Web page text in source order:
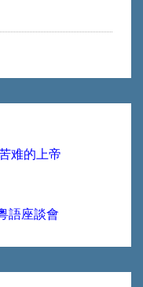
难的上帝
語座談會